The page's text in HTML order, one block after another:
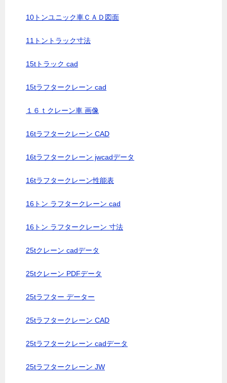
10トンユニック車ＣＡＤ図面
11トントラック寸法
15tトラック cad
15tラフタークレーン cad
１６ｔクレーン車 画像
16tラフタークレーン CAD
16tラフタークレーン jwcadデータ
16tラフタークレーン性能表
16トン ラフタークレーン cad
16トン ラフタークレーン 寸法
25tクレーン cadデータ
25tクレーン PDFデータ
25tラフター データー
25tラフタークレーン CAD
25tラフタークレーン cadデータ
25tラフタークレーン JW